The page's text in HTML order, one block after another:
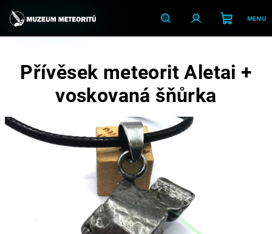
obsah
HledatPřihlášeníNákupní
košík
Přívěsek meteorit Aletai +
voskovaná šňůrka